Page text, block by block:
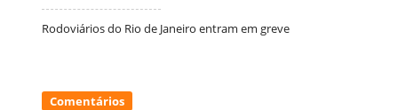
Rodoviários do Rio de Janeiro entram em greve
Comentários